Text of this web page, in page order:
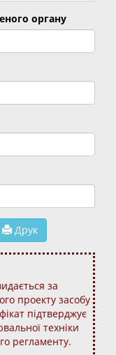
органу
Друк
за
проекту засобу
підтверджує
техніки
регламенту.